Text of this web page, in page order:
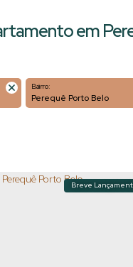
em
Bairro:
Perequê Porto Belo
Breve